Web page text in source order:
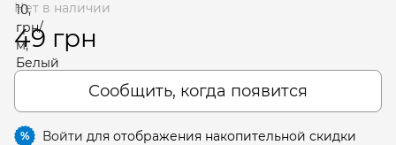
Нет в наличии
49 грн
Сообщить, когда появится
% Войти для отображения накопительной скидки